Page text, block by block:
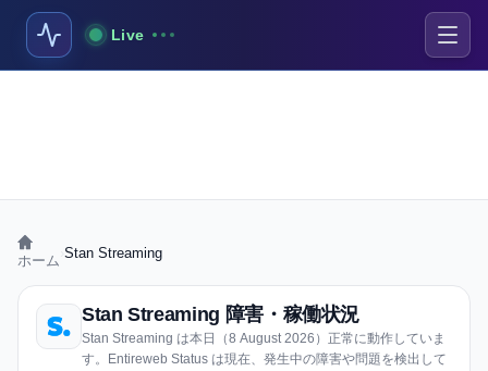
Live
ホーム Stan Streaming
Stan Streaming 障害・稼働状況
Stan Streaming は本日（8 August 2026）正常に動作していま
す。Entireweb Status は現在、発生中の障害や問題を検出して